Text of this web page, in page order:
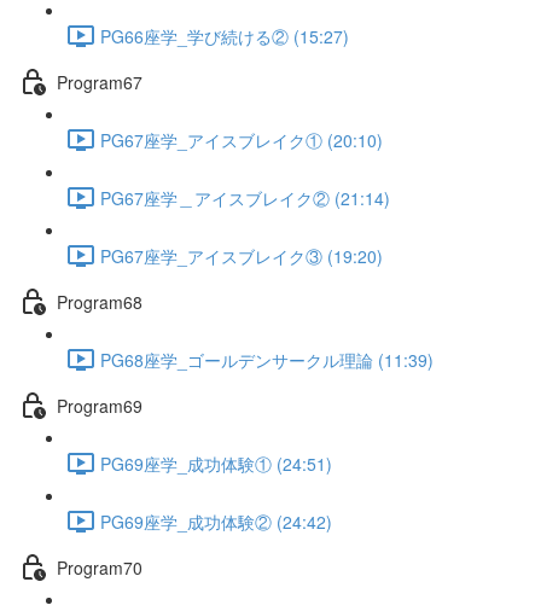
PG66座学_学び続ける② (15:27)
Program67
PG67座学_アイスブレイク① (20:10)
PG67座学＿アイスブレイク② (21:14)
PG67座学_アイスブレイク③ (19:20)
Program68
PG68座学_ゴールデンサークル理論 (11:39)
Program69
PG69座学_成功体験① (24:51)
PG69座学_成功体験② (24:42)
Program70